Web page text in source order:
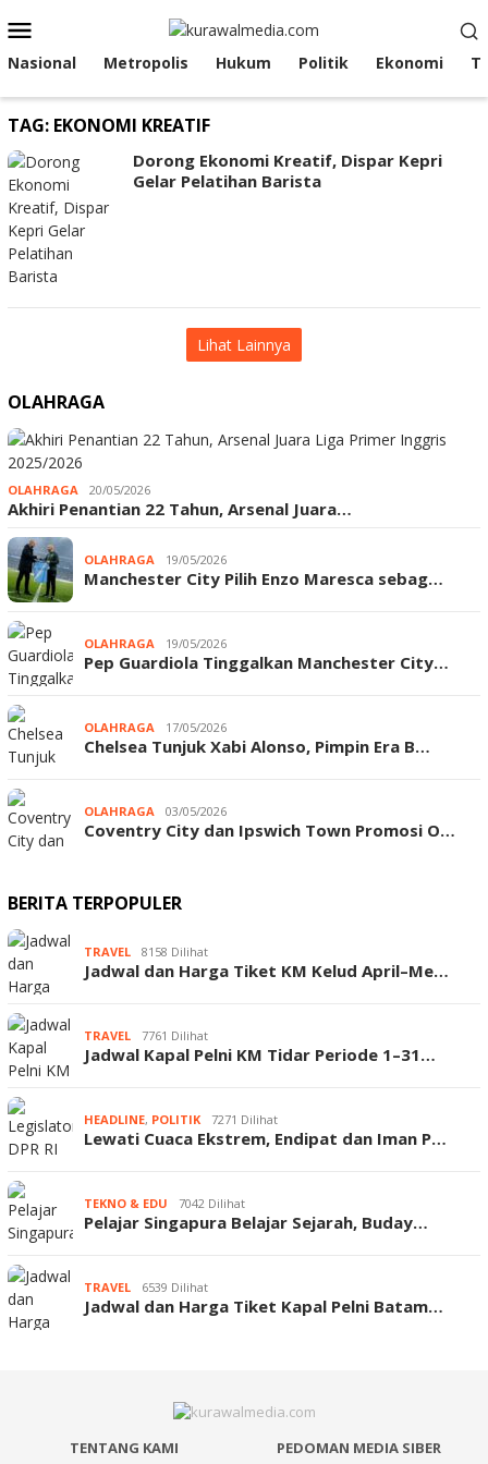
ke
kontenMobile
Nasional Metropolis Hukum Politik Ekonomi
TAG: EKONOMI KREATIF
Dorong Ekonomi Kreatif, Dispar Kepri
Gelar Pelatihan Barista
Lihat Lainnya
OLAHRAGA
OLAHRAGA 20/05/2026
Akhiri Penantian 22 Tahun, Arsenal Juara…
OLAHRAGA 19/05/2026
Manchester City Pilih Enzo Maresca sebag…
OLAHRAGA 19/05/2026
Pep Guardiola Tinggalkan Manchester City…
OLAHRAGA 17/05/2026
Chelsea Tunjuk Xabi Alonso, Pimpin Era B…
OLAHRAGA 03/05/2026
Coventry City dan Ipswich Town Promosi O…
BERITA TERPOPULER
TRAVEL 8158 Dilihat
Jadwal dan Harga Tiket KM Kelud April–Me…
TRAVEL 7761 Dilihat
Jadwal Kapal Pelni KM Tidar Periode 1–31…
HEADLINE, POLITIK 7271 Dilihat
Lewati Cuaca Ekstrem, Endipat dan Iman P…
TEKNO & EDU 7042 Dilihat
Pelajar Singapura Belajar Sejarah, Buday…
TRAVEL 6539 Dilihat
Jadwal dan Harga Tiket Kapal Pelni Batam…
TENTANG KAMI PEDOMAN MEDIA SIBER